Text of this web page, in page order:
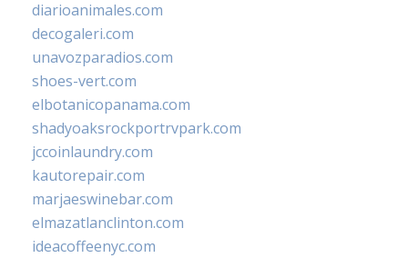
diarioanimales.com
decogaleri.com
unavozparadios.com
shoes-vert.com
elbotanicopanama.com
shadyoaksrockportrvpark.com
jccoinlaundry.com
kautorepair.com
marjaeswinebar.com
elmazatlanclinton.com
ideacoffeenyc.com